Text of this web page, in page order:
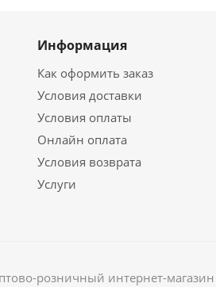
Информация
Как оформить заказ
Условия доставки
Условия оплаты
Онлайн оплата
Условия возврата
Услуги
розничный интернет-